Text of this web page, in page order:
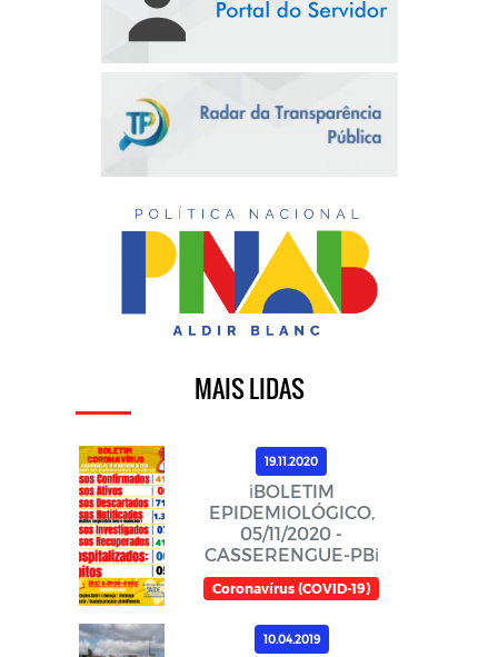
MAIS LIDAS
19.11.2020
ℹ️BOLETIM
EPIDEMIOLÓGICO,
05/11/2020 -
CASSERENGUE-PBℹ️
Coronavírus (COVID-19)
10.04.2019